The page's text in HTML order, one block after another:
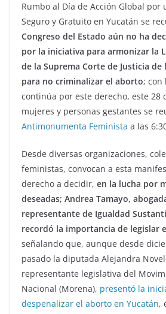
Rumbo al Día de Acción Global por
Seguro y Gratuito en Yucatán se
Congreso del Estado aún no ha
por la iniciativa para armonizar la
de la Suprema Corte de Justicia de
para no criminalizar el aborto; con
continúa por este derecho, este 28
mujeres y personas gestantes se
Antimonumenta Feminista a las
Desde diversas organizaciones,
feministas, convocan a esta
derecho a decidir, en la lucha por
deseadas; Andrea Tamayo,
representante de Igualdad
recordó la importancia de legislar
señalando que, aunque desde
pasado la diputada Alejandra
representante legislativa del
Nacional (Morena), presentó la
despenalizar el aborto en Yucatán,